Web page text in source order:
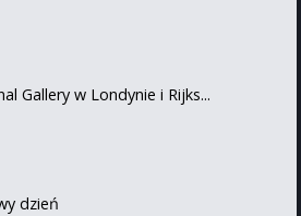
Gallery w Londynie i Rijks...
dzień